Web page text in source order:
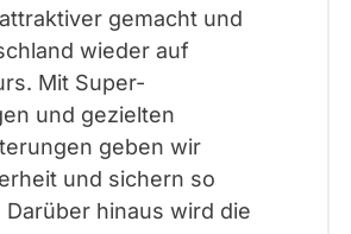
gemacht und
wieder auf
Mit Super-
und gezielten
geben wir
und sichern so
Darüber hinaus wird die